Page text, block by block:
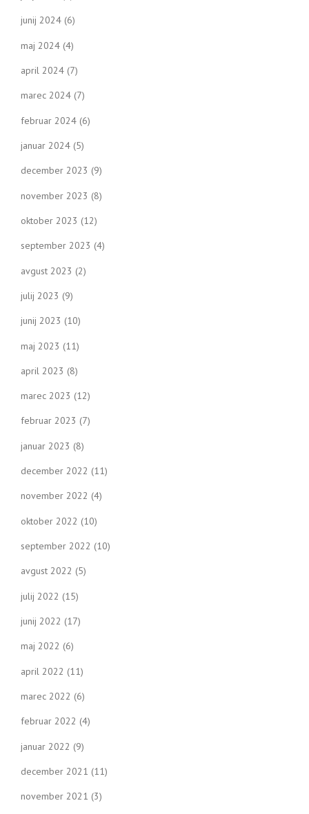
junij 2024 (6)
maj 2024 (4)
april 2024 (7)
marec 2024 (7)
februar 2024 (6)
januar 2024 (5)
december 2023 (9)
november 2023 (8)
oktober 2023 (12)
september 2023 (4)
avgust 2023 (2)
julij 2023 (9)
junij 2023 (10)
maj 2023 (11)
april 2023 (8)
marec 2023 (12)
februar 2023 (7)
januar 2023 (8)
december 2022 (11)
november 2022 (4)
oktober 2022 (10)
september 2022 (10)
avgust 2022 (5)
julij 2022 (15)
junij 2022 (17)
maj 2022 (6)
april 2022 (11)
marec 2022 (6)
februar 2022 (4)
januar 2022 (9)
december 2021 (11)
november 2021 (3)